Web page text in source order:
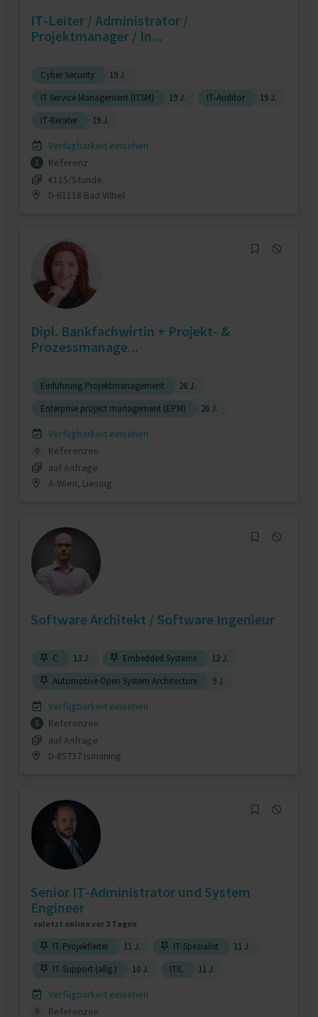
IT-Leiter / Administrator /
Projektmanager / In...
Cyber Security
19 J.
IT Service Management (ITSM)
19 J. IT-Auditor
19 J.
IT-Berater
19 J.
Verfügbarkeit einsehen
1
Referenz
€115/Stunde
D-61118 Bad Vilbel
Dipl. Bankfachwirtin + Projekt- &
Prozessmanage...
Einführung Projektmanagement
26 J.
Enterprise project management (EPM)
26 J.
Verfügbarkeit einsehen
0
Referenzen
auf Anfrage
A-Wien, Liesing
Software Architekt / Software Ingenieur
C 13 J. Embedded Systems
12 J.
Automotive Open System Architecture
9 J.
Verfügbarkeit einsehen
5
Referenzen
auf Anfrage
D-85737 Ismaning
Senior IT-Administrator und System
Engineer
zuletzt online vor 2 Tagen
IT-Projektleiter 11 J. IT-Spezialist
11 J.
IT-Support (allg.)
10 J. ITIL 11 J.
Verfügbarkeit einsehen
0 Referenzen